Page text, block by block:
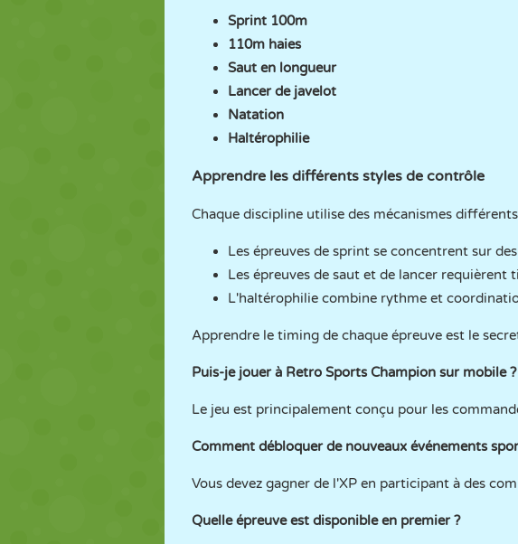
Sprint 100m
110m haies
Saut en longueur
Lancer de javelot
Natation
Haltérophilie
Apprendre les différents styles de contrôle
Chaque discipline utilise des mécanismes
Les épreuves de sprint se concentrent sur
Les épreuves de saut et de lancer requièrent
L'haltérophilie combine rythme et
Apprendre le timing de chaque épreuve est le
Puis-je jouer à Retro Sports Champion sur mobile ?
Le jeu est principalement conçu pour les
Comment débloquer de nouveaux événements
Vous devez gagner de l'XP en participant à des
Quelle épreuve est disponible en premier ?